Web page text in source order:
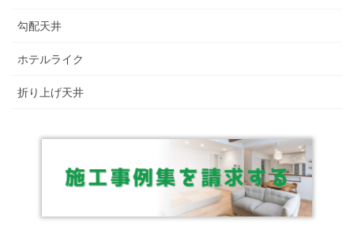
勾配天井
ホテルライク
折り上げ天井